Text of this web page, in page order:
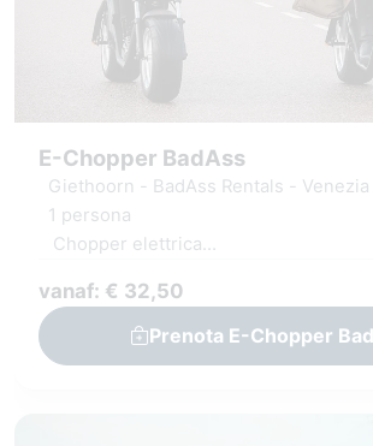
E-Chopper BadAss
Giethoorn - BadAss Rentals -
1 persona
Chopper elettrica
Itinerario digitale o mappa
vanaf: € 32,50
Prenota E-Chopper